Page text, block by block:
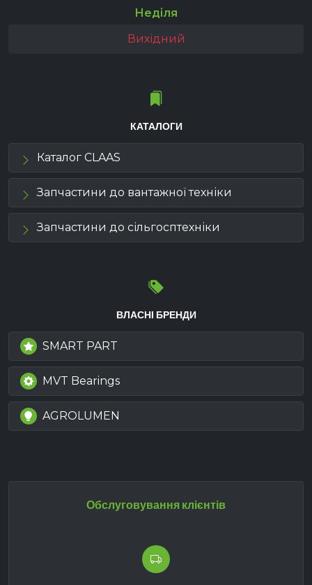
Неділя
Вихідний
КАТАЛОГИ
Каталог CLAAS
Запчастини до вантажної техніки
Запчастини до сільгосптехніки
ВЛАСНІ БРЕНДИ
SMART PART
MVT Bearings
AGROLUMEN
Обслуговування клієнтів